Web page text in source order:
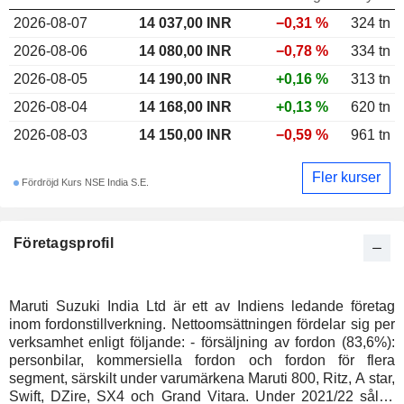
Företagsprofil
Maruti Suzuki India Ltd är ett av Indiens ledande företag
inom fordonstillverkning. Nettoomsättningen fördelar sig per
verksamhet enligt följande: - försäljning av fordon (83,6%):
personbilar, kommersiella fordon och fordon för flera
segment, särskilt under varumärkena Maruti 800, Ritz, A star,
Swift, DZire, SX4 och Grand Vitara. Under 2021/22 sålde
2026-08-07
14 037,00 INR −0,31 %
324 tn
2026-08-06
14 080,00 INR −0,78 %
334 tn
2026-08-05
14 190,00 INR +0,16 %
313 tn
2026-08-04
14 168,00 INR +0,13 %
620 tn
2026-08-03
14 150,00 INR −0,59 % 961 tn
Fördröjd Kurs NSE India S.E. Fler kurser